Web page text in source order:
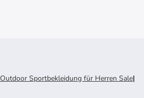
Outdoor Sportbekleidung für Herren Sale|